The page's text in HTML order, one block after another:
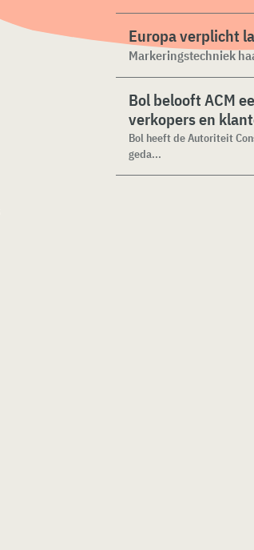
Europa verplicht
Markeringstechniek
Bol belooft ACM
verkopers en
Bol heeft de Autoriteit
geda...